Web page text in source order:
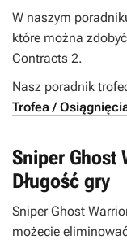
W naszym
które można
Contracts 2.
Nasz poradnik
Trofea /
Sniper Ghost
Długość gry
Sniper Ghost
możecie